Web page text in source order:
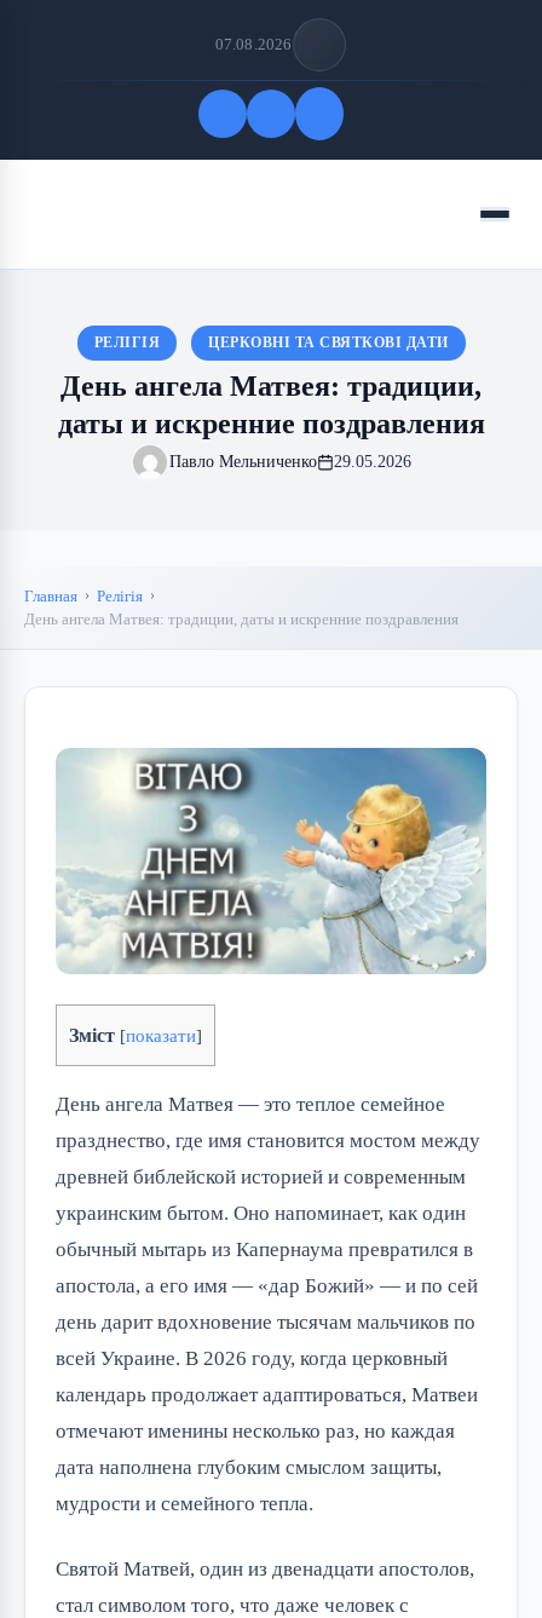
07.08.2026
Меню
РЕЛІГІЯ ЦЕРКОВНІ ТА СВЯТКОВІ ДАТИ
День ангела Матвея: традиции,
даты и искренние поздравления
Павло Мельниченко 29.05.2026
Главная
Релігія
День ангела Матвея: традиции, даты и искренние поздравления
Зміст [показати]
День ангела Матвея — это теплое семейное
празднество, где имя становится мостом между
древней библейской историей и современным
украинским бытом. Оно напоминает, как один
обычный мытарь из Капернаума превратился в
апостола, а его имя — «дар Божий» — и по сей
день дарит вдохновение тысячам мальчиков по
всей Украине. В 2026 году, когда церковный
календарь продолжает адаптироваться, Матвеи
отмечают именины несколько раз, но каждая
дата наполнена глубоким смыслом защиты,
мудрости и семейного тепла.
Святой Матвей, один из двенадцати апостолов,
стал символом того, что даже человек с